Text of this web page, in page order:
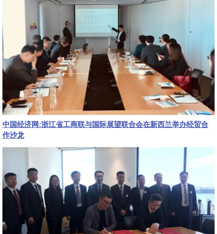
中国经济网:浙江省工商联与国际展望联合会在新西兰举办经贸合
作沙龙